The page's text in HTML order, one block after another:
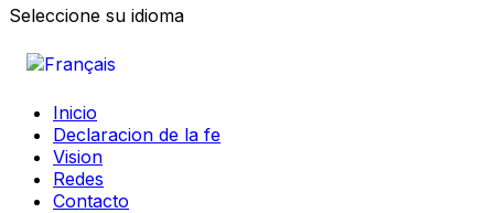
Seleccione su idioma
Inicio
Declaracion de la fe
Vision
Redes
Contacto